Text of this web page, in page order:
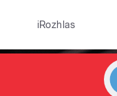
iRozhlas